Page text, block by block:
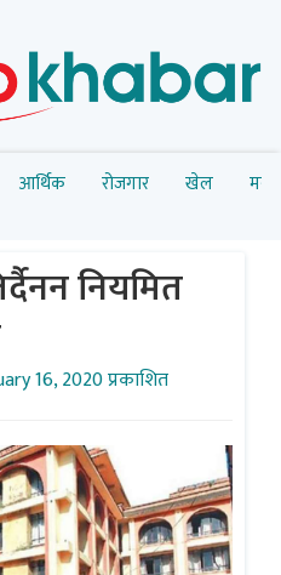
आर्थिक रोजगार खेल
नियमित
16, 2020 प्रकाशित